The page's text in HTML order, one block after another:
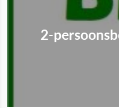
2-